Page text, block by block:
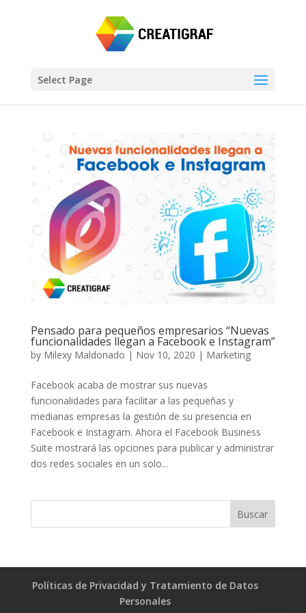
Select Page
Pensado para pequeños empresarios “Nuevas
funcionalidades llegan a Facebook e Instagram”
by Milexy Maldonado | Nov 10, 2020 | Marketing
Facebook acaba de mostrar sus nuevas
funcionalidades para facilitar a las pequeñas y
medianas empresas la gestión de su presencia en
Facebook e Instagram. Ahora el Facebook Business
Suite mostrará las opciones para publicar y administrar
dos redes sociales en un solo...
Políticas de Privacidad y Tratamiento de Datos
Personales